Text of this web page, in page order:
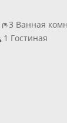
3 Ванная
1 Гостиная